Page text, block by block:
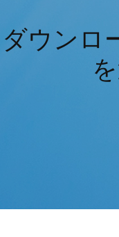
ダウンロ